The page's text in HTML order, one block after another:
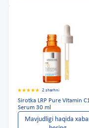
2 sharhni
Sirotka LRP Pure Vitamin
Serum 30 ml
Mavjudligi haqida